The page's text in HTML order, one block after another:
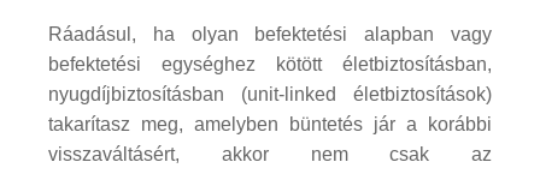
Ráadásul, ha olyan befektetési alapban vagy
befektetési egységhez kötött életbiztosításban,
nyugdíjbiztosításban (unit-linked életbiztosítások)
takarítasz meg, amelyben büntetés jár a korábbi
visszaváltásért, akkor nem csak az